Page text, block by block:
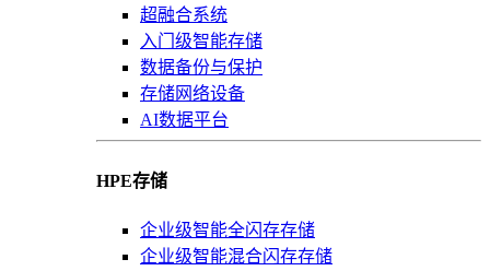
超融合系统
入门级智能存储
数据备份与保护
存储网络设备
AI数据平台
HPE存储
企业级智能全闪存存储
企业级智能混合闪存存储